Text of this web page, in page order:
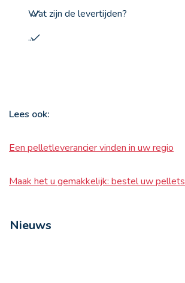
Wat zijn de levertijden?
...
Lees ook:
Een pelletleverancier vinden in uw regio
Maak het u gemakkelijk: bestel uw pellets
Nieuws